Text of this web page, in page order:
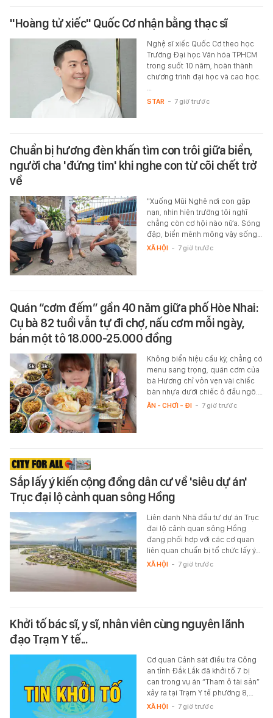
"Hoàng tử xiếc" Quốc Cơ nhận bằng thạc sĩ
Nghệ sĩ xiếc Quốc Cơ theo học
Trường Đại học Văn hóa TPHCM
trong suốt 10 năm, hoàn thành
chương trình đại học và cao học.
STAR - 7 giờ trước
Chuẩn bị hương đèn khấn tìm con trôi giữa biển,
người cha 'đứng tim' khi nghe con từ cõi chết trở
về
"Xuống Mũi Nghê nơi con gặp
nạn, nhìn hiện trường tôi nghĩ
chẳng còn cơ hội nào nữa. Sóng
đập, biển mênh mông vậy sống…
XÃ HỘI - 7 giờ trước
Quán “cơm đếm” gần 40 năm giữa phố Hòe Nhai:
Cụ bà 82 tuổi vẫn tự đi chợ, nấu cơm mỗi ngày,
bán một tô 18.000-25.000 đồng
Không biển hiệu cầu kỳ, chẳng có
menu sang trọng, quán cơm của
bà Hương chỉ vỏn vẹn vài chiếc
bàn nhựa dưới chiếc ô đầu ngõ.…
ĂN - CHƠI - ĐI - 7 giờ trước
Sắp lấy ý kiến cộng đồng dân cư về 'siêu dự án'
Trục đại lộ cảnh quan sông Hồng
Liên danh Nhà đầu tư dự án Trục
đại lộ cảnh quan sông Hồng
đang phối hợp với các cơ quan
liên quan chuẩn bị tổ chức lấy ý…
XÃ HỘI - 7 giờ trước
Khởi tố bác sĩ, y sĩ, nhân viên cùng nguyên lãnh
đạo Trạm Y tế...
Cơ quan Cảnh sát điều tra Công
an tỉnh Đắk Lắk đã khởi tố 7 bị
can trong vụ án “Tham ô tài sản”
xảy ra tại Trạm Y tế phường 8,…
XÃ HỘI - 7 giờ trước